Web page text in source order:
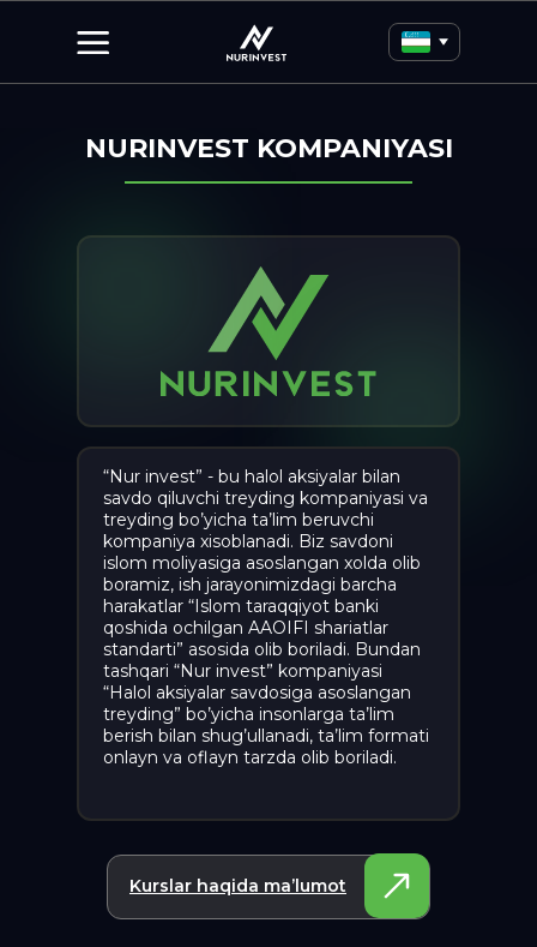
Kurslar haqida ma’lumot
NURINVEST KOMPANIYASI
“Nur invest” - bu halol aksiyalar bilan
savdo qiluvchi treyding kompaniyasi va
treyding bo’yicha ta’lim beruvchi
kompaniya xisoblanadi. Biz savdoni
islom moliyasiga asoslangan xolda olib
boramiz, ish jarayonimizdagi barcha
harakatlar “Islom taraqqiyot banki
qoshida ochilgan AAOIFI shariatlar
standarti” asosida olib boriladi. Bundan
tashqari “Nur invest” kompaniyasi
“Halol aksiyalar savdosiga asoslangan
treyding” bo’yicha insonlarga ta’lim
berish bilan shug’ullanadi, ta’lim formati
onlayn va oflayn tarzda olib boriladi.